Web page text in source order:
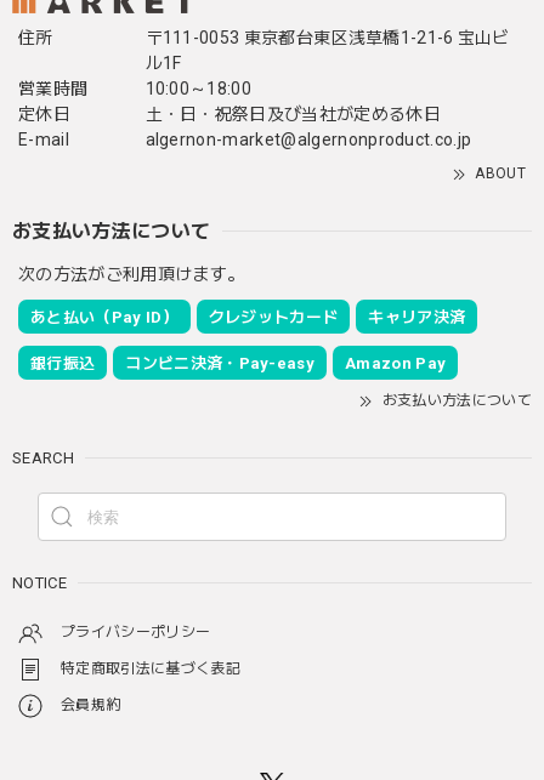
住所
〒111-0053 東京都台東区浅草橋1-21-6 宝山ビ
ル1F
営業時間
10:00～18:00
定休日
土・日・祝祭日及び当社が定める休日
E-mail
algernon-market@algernonproduct.co.jp
ABOUT
お支払い方法について
次の方法がご利用頂けます。
あと払い（Pay ID） クレジットカード キャリア決済
銀行振込 コンビニ決済・Pay-easy Amazon Pay
お支払い方法について
SEARCH
NOTICE
プライバシーポリシー
特定商取引法に基づく表記
会員規約